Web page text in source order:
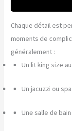
Chaque détail est
moments de
généralement :
Un lit king size
Un jacuzzi ou
Une salle de